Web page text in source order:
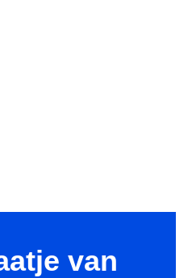
van